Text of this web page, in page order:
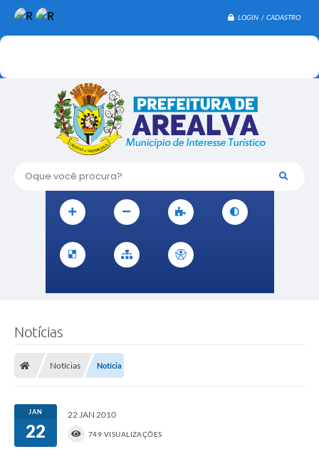
LOGIN / CADASTRO
Oque você procura?
Notícias
Notícias Notícia
JAN
22
22 JAN 2010
749 VISUALIZAÇÕES